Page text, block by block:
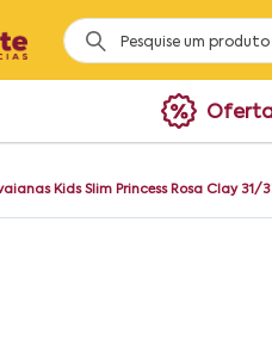
Kids Slim Princess Rosa Clay 31/